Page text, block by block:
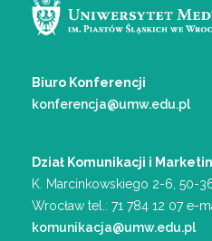
Biuro Konferencji
konferencja@umw.edu.pl
Dział Komunikacji i
K. Marcinkowskiego 2-6, 50-
Wrocław tel.: 71 784 12 07e-
komunikacja@umw.edu.pl